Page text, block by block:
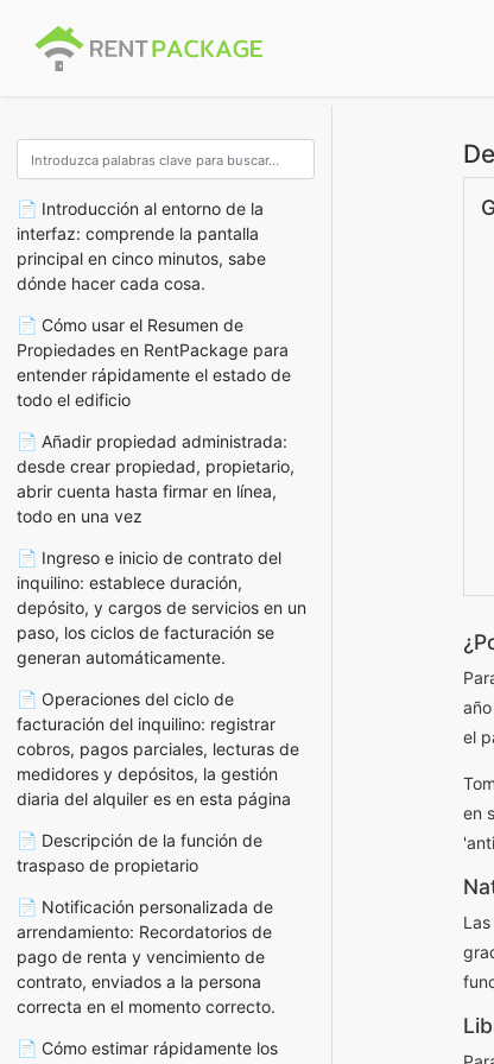
📄 Introducción al entorno de la
interfaz: comprende la pantalla
principal en cinco minutos, sabe
dónde hacer cada cosa.
📄 Cómo usar el Resumen de
Propiedades en RentPackage para
entender rápidamente el estado de
todo el edificio
📄 Añadir propiedad administrada:
desde crear propiedad, propietario,
abrir cuenta hasta firmar en línea,
todo en una vez
📄 Ingreso e inicio de contrato del
inquilino: establece duración,
depósito, y cargos de servicios en un
paso, los ciclos de facturación se
generan automáticamente.
📄 Operaciones del ciclo de
facturación del inquilino: registrar
cobros, pagos parciales, lecturas de
medidores y depósitos, la gestión
diaria del alquiler es en esta página
📄 Descripción de la función de
traspaso de propietario
📄 Notificación personalizada de
arrendamiento: Recordatorios de
pago de renta y vencimiento de
contrato, enviados a la persona
correcta en el momento correcto.
📄 Cómo estimar rápidamente los
el
en